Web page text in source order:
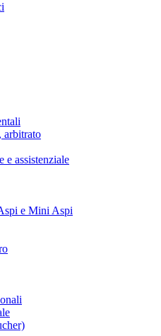
arbitrato
e assistenziale
e Mini Aspi